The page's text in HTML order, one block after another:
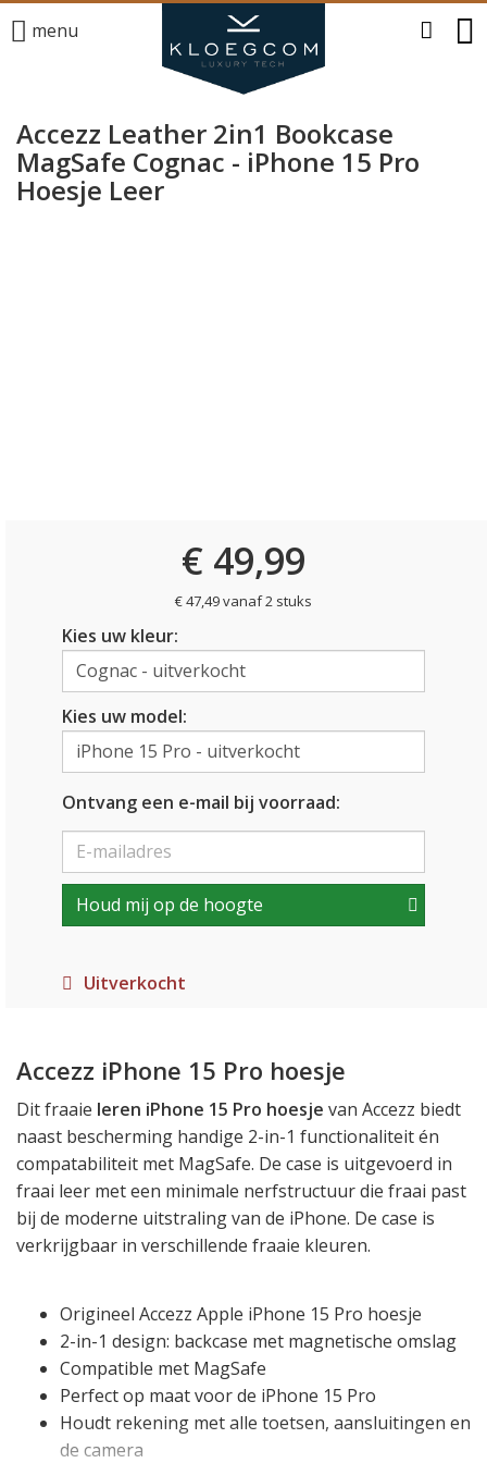
menu
Accezz Leather 2in1 Bookcase
MagSafe Cognac - iPhone 15 Pro
Hoesje Leer
€ 49,99
€ 47,49 vanaf 2 stuks
Kies uw kleur:
Kies uw model:
Ontvang een e-mail bij voorraad:
Houd mij op de hoogte
Uitverkocht
Accezz iPhone 15 Pro hoesje
Dit fraaie leren iPhone 15 Pro hoesje van Accezz biedt
naast bescherming handige 2-in-1 functionaliteit én
compatabiliteit met MagSafe. De case is uitgevoerd in
fraai leer met een minimale nerfstructuur die fraai past
bij de moderne uitstraling van de iPhone. De case is
verkrijgbaar in verschillende fraaie kleuren.
Origineel Accezz Apple iPhone 15 Pro hoesje
2-in-1 design: backcase met magnetische omslag
Compatible met MagSafe
Perfect op maat voor de iPhone 15 Pro
Houdt rekening met alle toetsen, aansluitingen en
de camera